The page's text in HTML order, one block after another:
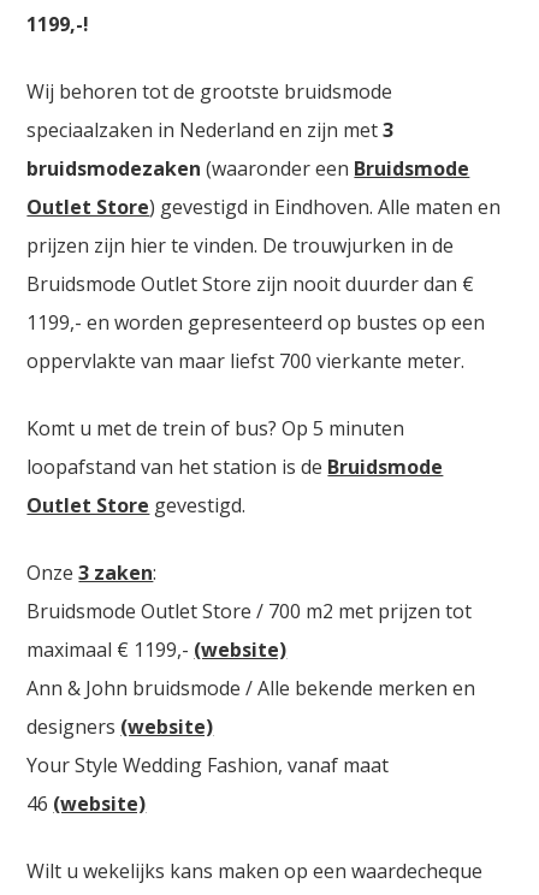
1199,-!
Wij behoren tot de grootste bruidsmode
speciaalzaken in Nederland en zijn met3
bruidsmodezaken (waaronder een Bruidsmode
Outlet Store) gevestigd in Eindhoven. Alle maten en
prijzen zijn hier te vinden. De trouwjurken in de
Bruidsmode Outlet Store zijn nooit duurder dan €
1199,- en worden gepresenteerd op bustes op een
oppervlakte van maar liefst 700 vierkante meter.
Komt u met de trein of bus? Op 5 minuten
loopafstand van het station is de Bruidsmode
Outlet Store gevestigd.
Onze3 zaken:
Bruidsmode Outlet Store / 700 m2 met prijzen tot
maximaal € 1199,- (website)
Ann & John bruidsmode / Alle bekende merken en
designers (website)
Your Style Wedding Fashion, vanaf maat
46 (website)
Wilt u wekelijks kans maken op een waardecheque